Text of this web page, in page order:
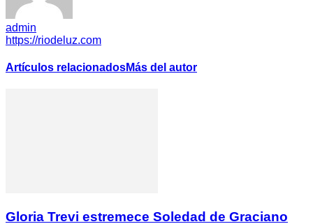
admin
https://riodeluz.com
Artículos relacionadosMás del autor
Gloria Trevi estremece Soledad de Graciano